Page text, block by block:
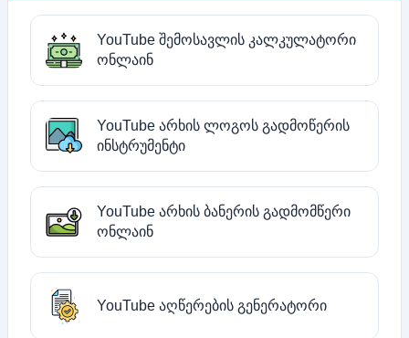
YouTube შემოსავლის კალკულატორი
ონლაინ
YouTube არხის ლოგოს გადმოწერის
ინსტრუმენტი
YouTube არხის ბანერის გადმომწერი
ონლაინ
YouTube აღწერების გენერატორი